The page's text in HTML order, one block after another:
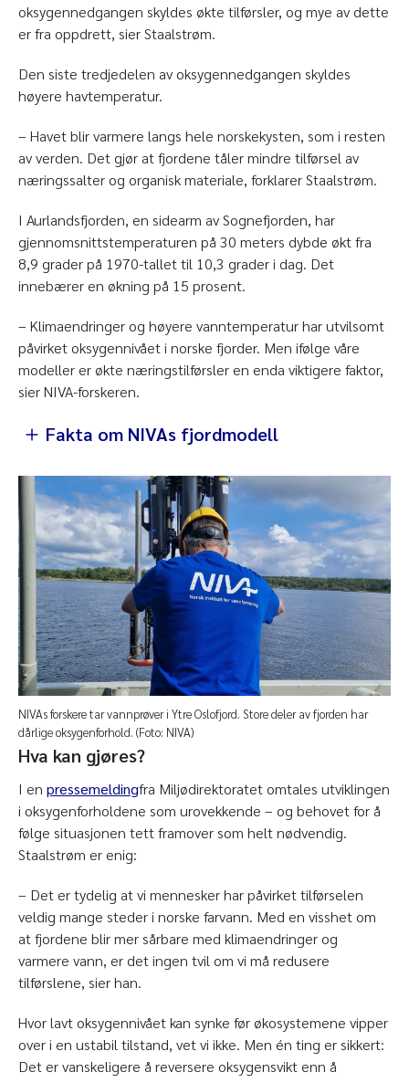
oksygennedgangen skyldes økte tilførsler, og mye av dette
er fra oppdrett, sier Staalstrøm.
Den siste tredjedelen av oksygennedgangen skyldes
høyere havtemperatur.
– Havet blir varmere langs hele norskekysten, som i resten
av verden. Det gjør at fjordene tåler mindre tilførsel av
næringssalter og organisk materiale, forklarer Staalstrøm.
I Aurlandsfjorden, en sidearm av Sognefjorden, har
gjennomsnittstemperaturen på 30 meters dybde økt fra
8,9 grader på 1970-tallet til 10,3 grader i dag. Det
innebærer en økning på 15 prosent.
– Klimaendringer og høyere vanntemperatur har utvilsomt
påvirket oksygennivået i norske fjorder. Men ifølge våre
modeller er økte næringstilførsler en enda viktigere faktor,
sier NIVA-forskeren.
Fakta om NIVAs fjordmodell
NIVAs forskere tar vannprøver i Ytre Oslofjord. Store deler av fjorden har
dårlige oksygenforhold. (Foto: NIVA)
Hva kan gjøres?
I en pressemeldingfra Miljødirektoratet omtales utviklingen
i oksygenforholdene som urovekkende – og behovet for å
følge situasjonen tett framover som helt nødvendig.
Staalstrøm er enig:
– Det er tydelig at vi mennesker har påvirket tilførselen
veldig mange steder i norske farvann. Med en visshet om
at fjordene blir mer sårbare med klimaendringer og
varmere vann, er det ingen tvil om vi må redusere
tilførslene, sier han.
Hvor lavt oksygennivået kan synke før økosystemene vipper
over i en ustabil tilstand, vet vi ikke. Men én ting er sikkert:
Det er vanskeligere å reversere oksygensvikt enn å